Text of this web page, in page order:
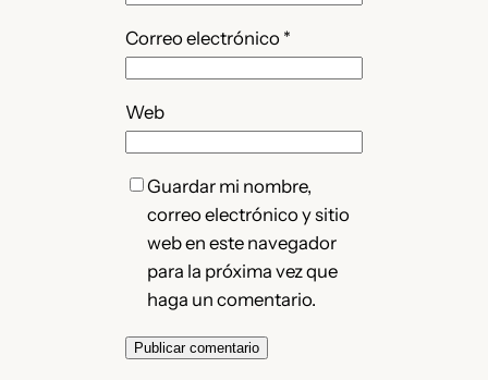
Correo electrónico *
Web
Guardar mi nombre,
correo electrónico y sitio
web en este navegador
para la próxima vez que
haga un comentario.